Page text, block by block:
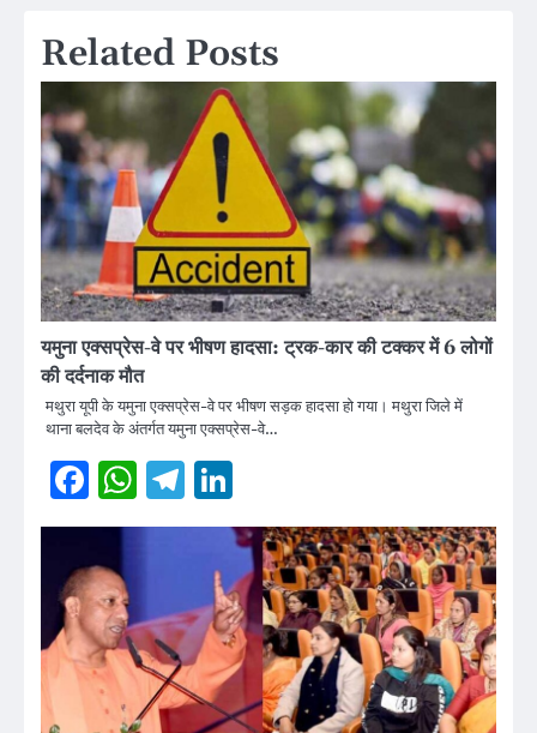
Related Posts
यमुना एक्सप्रेस-वे पर भीषण हादसा: ट्रक-कार की टक्कर में 6 लोगों
की दर्दनाक मौत
मथुरा यूपी के यमुना एक्सप्रेस-वे पर भीषण सड़क हादसा हो गया। मथुरा जिले में
थाना बलदेव के अंतर्गत यमुना एक्सप्रेस-वे…
Facebook
WhatsApp
Telegram